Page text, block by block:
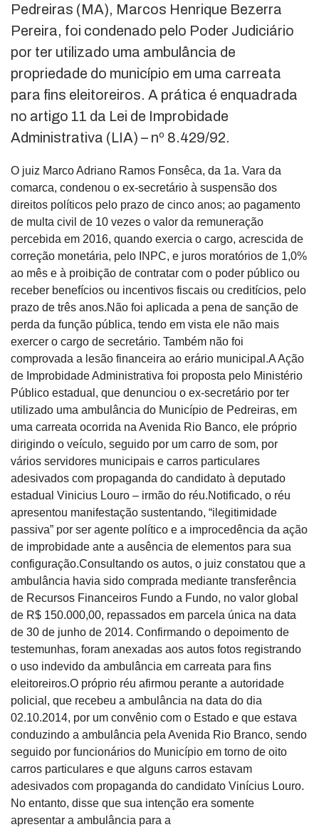
Pedreiras (MA), Marcos Henrique Bezerra
Pereira, foi condenado pelo Poder Judiciário
por ter utilizado uma ambulância de
propriedade do município em uma carreata
para fins eleitoreiros. A prática é enquadrada
no artigo 11 da Lei de Improbidade
Administrativa (LIA) – nº 8.429/92.
O juiz Marco Adriano Ramos Fonsêca, da 1a. Vara da
comarca, condenou o ex-secretário à suspensão dos
direitos políticos pelo prazo de cinco anos; ao pagamento
de multa civil de 10 vezes o valor da remuneração
percebida em 2016, quando exercia o cargo, acrescida de
correção monetária, pelo INPC, e juros moratórios de 1,0%
ao mês e à proibição de contratar com o poder público ou
receber benefícios ou incentivos fiscais ou creditícios, pelo
prazo de três anos.Não foi aplicada a pena de sanção de
perda da função pública, tendo em vista ele não mais
exercer o cargo de secretário. Também não foi
comprovada a lesão financeira ao erário municipal.A Ação
de Improbidade Administrativa foi proposta pelo Ministério
Público estadual, que denunciou o ex-secretário por ter
utilizado uma ambulância do Município de Pedreiras, em
uma carreata ocorrida na Avenida Rio Banco, ele próprio
dirigindo o veículo, seguido por um carro de som, por
vários servidores municipais e carros particulares
adesivados com propaganda do candidato à deputado
estadual Vinicius Louro – irmão do réu.Notificado, o réu
apresentou manifestação sustentando, “ilegitimidade
passiva” por ser agente político e a improcedência da ação
de improbidade ante a ausência de elementos para sua
configuração.Consultando os autos, o juiz constatou que a
ambulância havia sido comprada mediante transferência
de Recursos Financeiros Fundo a Fundo, no valor global
de R$ 150.000,00, repassados em parcela única na data
de 30 de junho de 2014. Confirmando o depoimento de
testemunhas, foram anexadas aos autos fotos registrando
o uso indevido da ambulância em carreata para fins
eleitoreiros.O próprio réu afirmou perante a autoridade
policial, que recebeu a ambulância na data do dia
02.10.2014, por um convênio com o Estado e que estava
conduzindo a ambulância pela Avenida Rio Branco, sendo
seguido por funcionários do Município em torno de oito
carros particulares e que alguns carros estavam
adesivados com propaganda do candidato Vinícius Louro.
No entanto, disse que sua intenção era somente
apresentar a ambulância para a